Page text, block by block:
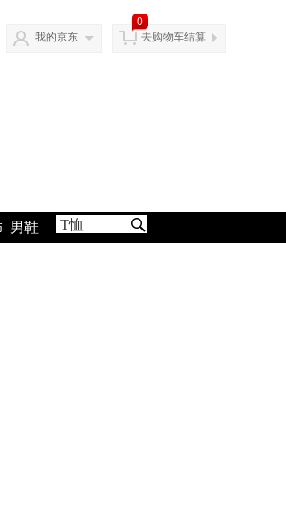
我的京东
0
去购物车结算
男鞋